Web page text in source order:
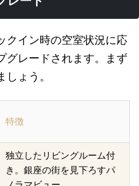
クイン時の空室状況に応
グレードされます。まず
ょう。
特徴
独立したリビングルーム付
き。銀座の街を見下ろすパ